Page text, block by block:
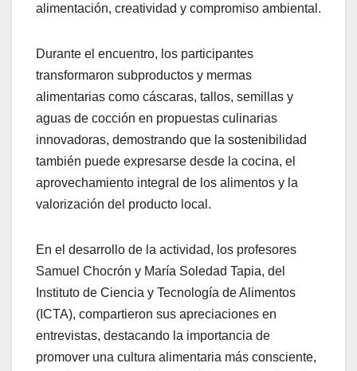
alimentación, creatividad y compromiso ambiental.
Durante el encuentro, los participantes
transformaron subproductos y mermas
alimentarias como cáscaras, tallos, semillas y
aguas de cocción en propuestas culinarias
innovadoras, demostrando que la sostenibilidad
también puede expresarse desde la cocina, el
aprovechamiento integral de los alimentos y la
valorización del producto local.
En el desarrollo de la actividad, los profesores
Samuel Chocrón y María Soledad Tapia, del
Instituto de Ciencia y Tecnología de Alimentos
(ICTA), compartieron sus apreciaciones en
entrevistas, destacando la importancia de
promover una cultura alimentaria más consciente,